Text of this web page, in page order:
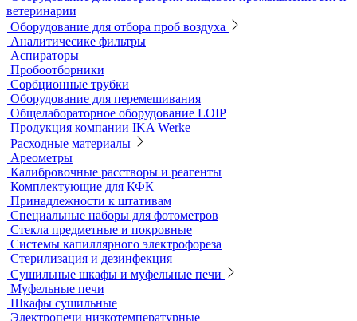
Сорбционные трубки
Тест-комплекты
Нагревательные устройства
Колбонагреватели
Нагревательные плиты
Песчаные бани
Оборудование для лабораторий пищевой промышленности и
ветеринарии
Оборудование для отбора проб воздуха
Аналитичесике фильтры
Аспираторы
Пробоотборники
Сорбционные трубки
Оборудование для перемешивания
Общелабораторное оборудование LOIP
Продукция компании IKA Werke